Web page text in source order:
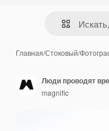
Главная/Стоковый/
Люди проводят
magnific